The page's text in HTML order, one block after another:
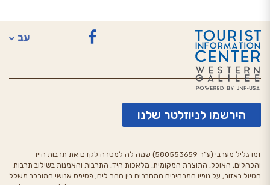
עב
הירשמו לניוזלטר שלנו
זמן גליל מערבי (ע”ר 580553659) שמה לה למטרה לקדם את תרבות היין
והכהלים, האוכל, התוצרת המקומית, מלאכות היד, התרבות והאמנות בשילוב תרבות
הטיול באזור, על נופיו המרהיבים המחברים בין ההר לים, פסיפס אנושי המורכב משלל